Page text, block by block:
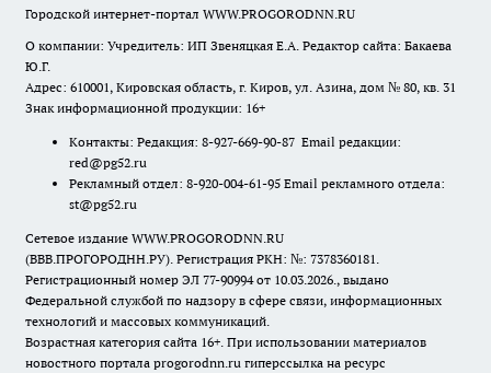
Городской интернет-портал WWW.PROGORODNN.RU
О компании: Учредитель: ИП Звеняцкая Е.А. Редактор сайта: Бакаева
Ю.Г.
Адрес: 610001, Кировская область, г. Киров, ул. Азина, дом № 80, кв. 31
Знак информационной продукции: 16+
Контакты: Редакция: 8-927-669-90-87 Email редакции:
red@pg52.ru
Рекламный отдел: 8-920-004-61-95 Email рекламного отдела:
st@pg52.ru
Сетевое издание WWW.PROGORODNN.RU
(ВВВ.ПРОГОРОДНН.РУ). Регистрация РКН: №: 7378360181.
Регистрационный номер ЭЛ 77-90994 от 10.03.2026., выдано
Федеральной службой по надзору в сфере связи, информационных
технологий и массовых коммуникаций.
Возрастная категория сайта 16+. При использовании материалов
новостного портала progorodnn.ru гиперссылка на ресурс